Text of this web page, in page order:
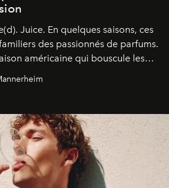
Juice. En quelques saisons, ces
des passionnés de parfums.
américaine qui bouscule les
contemporaine en proposant
que personnelle :